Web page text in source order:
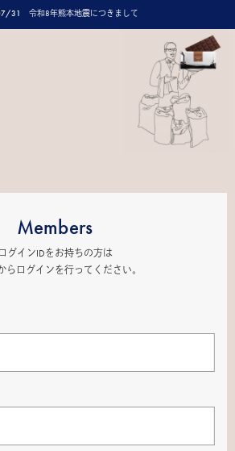
31 令和8年熊本地震につきまして
Members
ログインIDをお持ちの方は
らログインを行ってください。